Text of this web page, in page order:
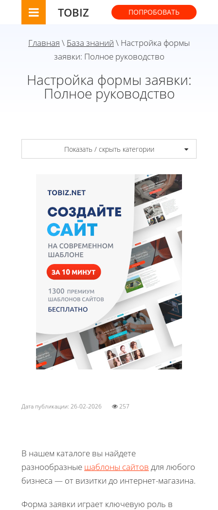
TOBIZ ПОПРОБОВАТЬ
Главная \ База знаний \ Настройка формы
заявки: Полное руководство
Настройка формы заявки:
Полное руководство
Показать / скрыть категории
Дата публикации: 26-02-2026 257
В нашем каталоге вы найдете
разнообразные шаблоны сайтов для любого
бизнеса — от визитки до интернет-магазина.
Форма заявки играет ключевую роль в